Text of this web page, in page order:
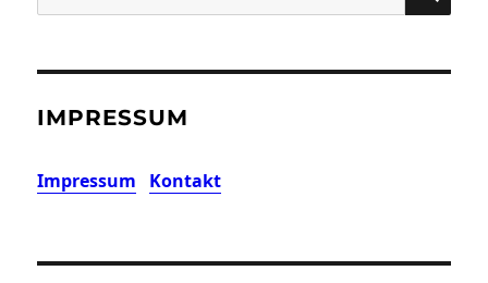
nach:
IMPRESSUM
Impressum Kontakt